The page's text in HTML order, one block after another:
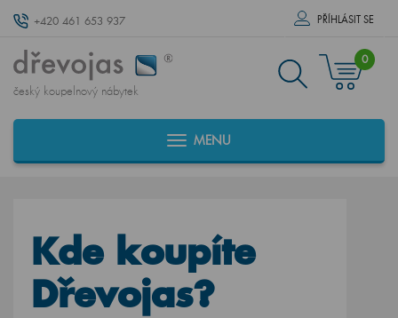
+420 461 653 937 PŘÍHLÁSIT SE
český koupelnový nábytek
0
MENU
Kde koupíte
Dřevojas?